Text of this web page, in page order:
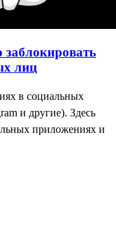
лиц
в социальных
и другие). Здесь
приложениях и